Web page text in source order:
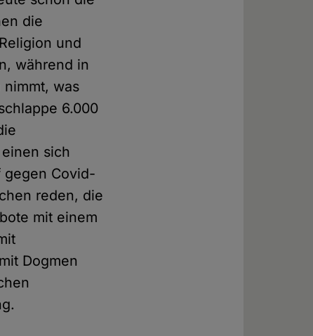
die
und
während in
was
6.000
sich
gegen Covid-
reden, die
mit einem
Dogmen